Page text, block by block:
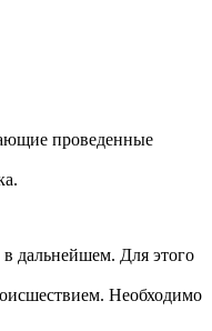
проведенные
дальнейшем. Для этого
Необходимо